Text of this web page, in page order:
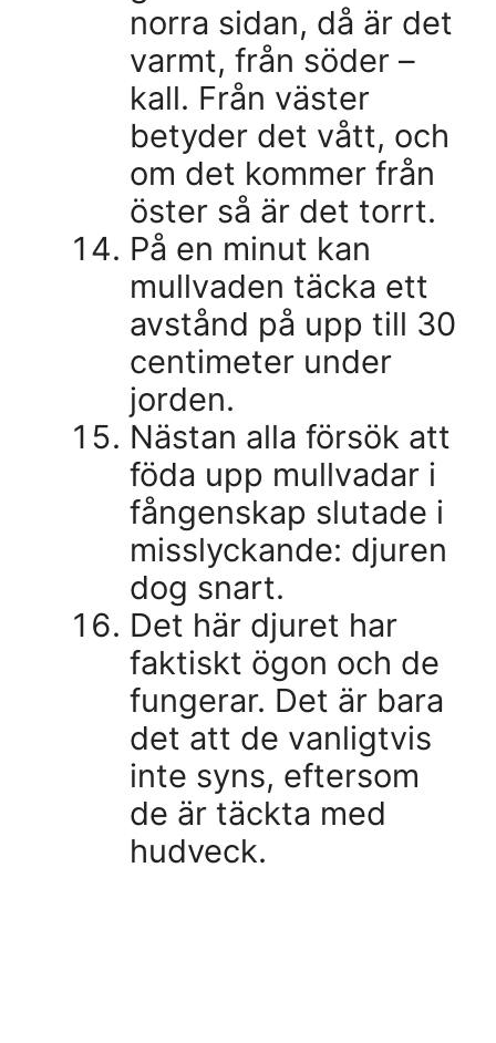
norra sidan, då är det
varmt, från söder –
kall. Från väster
betyder det vått, och
om det kommer från
öster så är det torrt.
På en minut kan
mullvaden täcka ett
avstånd på upp till 30
centimeter under
jorden.
Nästan alla försök att
föda upp mullvadar i
fångenskap slutade i
misslyckande: djuren
dog snart.
Det här djuret har
faktiskt ögon och de
fungerar. Det är bara
det att de vanligtvis
inte syns, eftersom
de är täckta med
hudveck.